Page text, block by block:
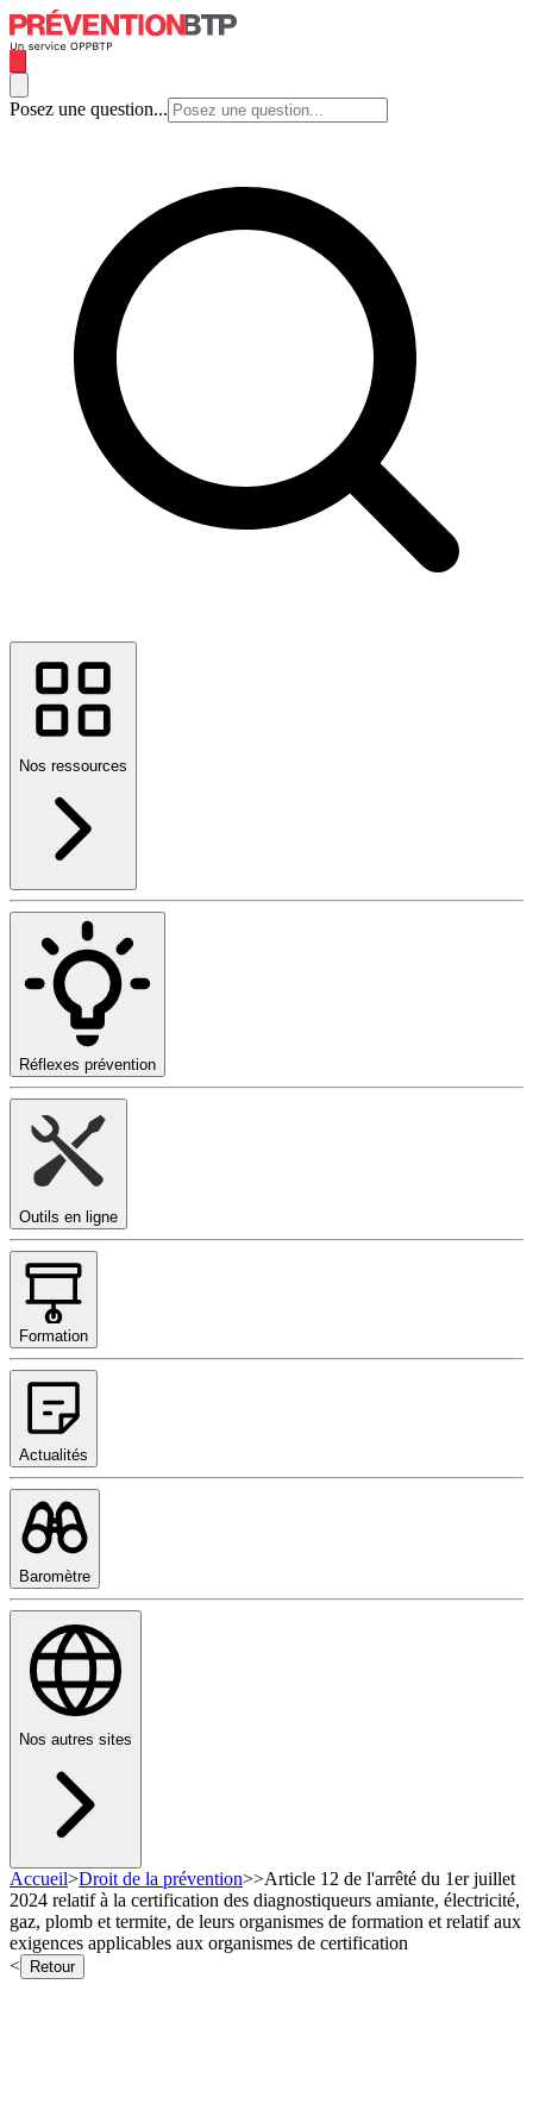
Posez une question...
Nos ressources
Réflexes prévention
Outils en ligne
Formation
Actualités
Baromètre
Nos autres sites
Accueil>Droit de la prévention>>Article 12 de l'arrêté du 1er juillet
2024 relatif à la certification des diagnostiqueurs amiante, électricité,
gaz, plomb et termite, de leurs organismes de formation et relatif aux
exigences applicables aux organismes de certification
<
Retour